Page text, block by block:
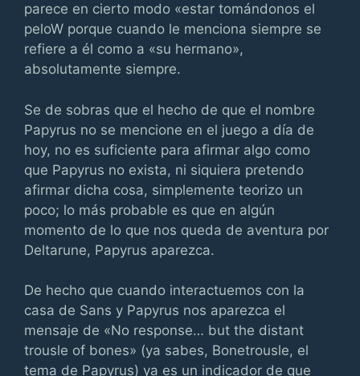
parece en cierto modo «estar tomándonos el
peloW porque cuando le menciona siempre se
refiere a él como a «su hermano»,
absolutamente siempre.
Se de sobras que el hecho de que el nombre
Papyrus no se mencione en el juego a día de
hoy, no es suficiente para afirmar algo como
que Papyrus no exista, ni siquiera pretendo
afirmar dicha cosa, simplemente teorizo un
poco; lo más probable es que en algún
momento de lo que nos queda de aventura por
Deltarune, Papyrus aparezca.
De hecho que cuando interactuemos con la
casa de Sans y Papyrus nos aparezca el
mensaje de «No response… but the distant
trousle of bones» (ya sabes, Bonetrousle, el
tema de Papyrus) ya es un indicador de que